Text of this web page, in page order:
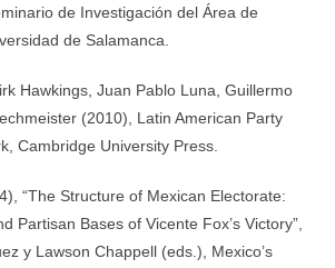
de Investigación del Área de
de Salamanca.
Hawkings, Juan Pablo Luna, Guillermo
(2010), Latin American Party
Cambridge University Press.
“The Structure of Mexican Electorate:
Partisan Bases of Vicente Fox’s Victory”,
y Lawson Chappell (eds.), Mexico’s